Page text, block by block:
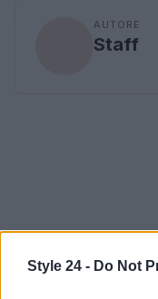
Style 24 - Do Not
AUTORE
Staff